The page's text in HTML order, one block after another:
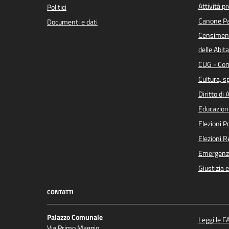
Politici
Documenti e dati
Attività
Canone
delle
CUG -
Cultura,
Diritto di
Elezioni
Elezioni
Giustizia
CONTATTI
Palazzo Comunale
Leggi le